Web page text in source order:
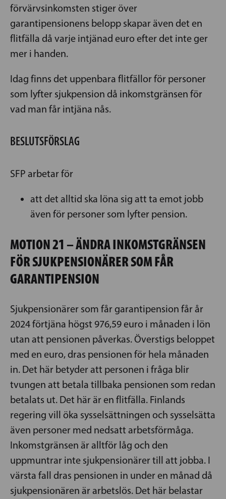
förvärvsinkomsten stiger över
garantipensionens belopp skapar även det en
flitfälla då varje intjänad euro efter det inte ger
mer i handen.
Idag finns det uppenbara flitfällor för personer
som lyfter sjukpension då inkomstgränsen för
vad man får intjäna nås.
BESLUTSFÖRSLAG
SFP arbetar för
att det alltid ska löna sig att ta emot jobb
även för personer som lyfter pension.
MOTION 21 – ÄNDRA INKOMSTGRÄNSEN
FÖR SJUKPENSIONÄRER SOM FÅR
GARANTIPENSION
Sjukpensionärer som får garantipension får år
2024 förtjäna högst 976,59 euro i månaden i lön
utan att pensionen påverkas. Överstigs beloppet
med en euro, dras pensionen för hela månaden
in. Det här betyder att personen i fråga blir
tvungen att betala tillbaka pensionen som redan
betalats ut. Det här är en flitfälla. Finlands
regering vill öka sysselsättningen och sysselsätta
även personer med nedsatt arbetsförmåga.
Inkomstgränsen är alltför låg och den
uppmuntrar inte sjukpensionärer till att jobba. I
värsta fall dras pensionen in under en månad då
sjukpensionären är arbetslös. Det här belastar